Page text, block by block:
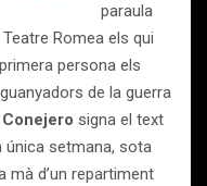
paraula
Romea els qui
persona els
de la guerra
signa el text
única setmana, sota
mà d’un repartiment